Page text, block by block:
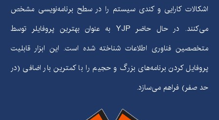
اشکالات کارایی و کندی سیستم را در سطح برنامه‌نویسی مشخص
می‌کنند. در حال حاضر YJPبه عنوان بهترین پروفایلر توسط
متخصصین فناوری اطلاعات شناخته شده است. این ابزار قابلیت
پروفایل کردن برنامه‌های بزرگ و حجیم را با کمترین بار اضافی (در
حد صفر) فراهم می‌سازد.